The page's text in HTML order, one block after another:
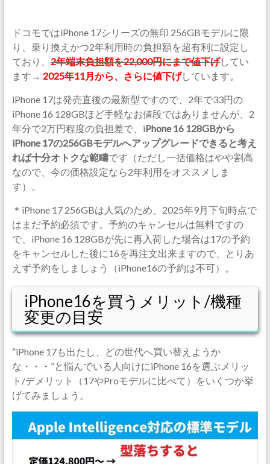
ドコモではiPhone 17シリーズの無印 256GBモデルに限
り、乗り換えかつ2年利用時の負担額を超有利に設定し
ており、2年端末負担額を22,000円にまで値下げしてい
ます→ 2025年11月から、さらに値下げしています。
iPhone 17は発売直後の最新型ですので、2年で33円の
iPhone 16 128GBほど手軽なお値段ではありませんが、2
年分で2万円程度の負担差で、iPhone 16 128GBから
iPhone 17の256GBモデルへアップグレードできると考え
れば十分オトクな範疇です（ただし一括価格はやや割高
なので、今の価格設定なら2年利用をオススメしま
す）。
＊iPhone 17 256GBは人気のため、2025年9月下旬時点で
はまだ予約必須です。予約のキャンセルは無料ですの
で、iPhone 16 128GBが先に再入荷した場合は17の予約
をキャンセルした後に16を再注文出来ますので、とりあ
えず予約をしましょう（iPhone16の予約は不可）。
iPhone16を買うメリット/機種
変更の目安
”iPhone 17も出たし、どの世代へ買い替えようか
な・・・”と悩んでいる人向けにiPhone 16を選ぶメリッ
ト/デメリット（17やProモデルに比べて）をいくつか挙
げてみましょう。